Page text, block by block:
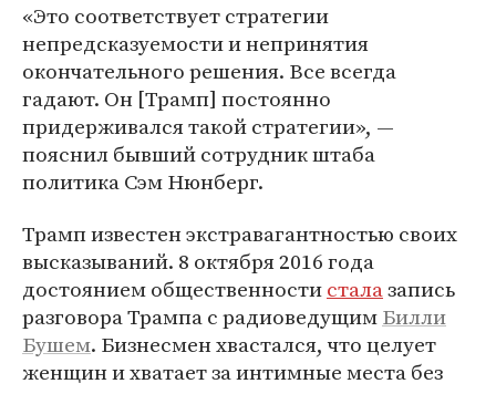
«Это соответствует стратегии
непредсказуемости и непринятия
окончательного решения. Все всегда
гадают. Он [Трамп] постоянно
придерживался такой стратегии», —
пояснил бывший сотрудник штаба
политика Сэм Нюнберг.
Трамп известен экстравагантностью своих
высказываний. 8 октября 2016 года
достоянием общественностисталазапись
разговора Трампа с радиоведущимБилли
Бушем. Бизнесмен хвастался, что целует
женщин и хватает за интимные места без